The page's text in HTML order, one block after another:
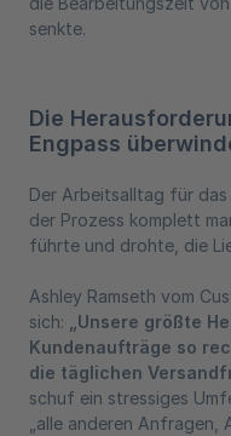
senkte.
Die
Engpass
Der Arbeitsalltag für
der Prozess komplett
führte und drohte, die
Ashley Ramseth vom
sich:
„Unsere größte
Kundenaufträge so
die täglichen
schuf ein stressiges
„alle anderen